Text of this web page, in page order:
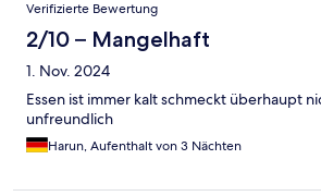
Verifizierte Bewertung
2/10 – Mangelhaft
1. Nov. 2024
Essen ist immer kalt schmeckt überhaupt
unfreundlich
Harun, Aufenthalt von 3 Nächten